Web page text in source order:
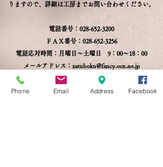
りますので、詳細は工房までお問い合わせください。
電話番号：028-652-3200
ＦＡＸ番号：028-652-3256
電話応対時間：月曜日～土曜日 9：00～18：00
メールアドレス：zatuboku@fancy.ocn.ne.jp
Phone Email Address Facebook